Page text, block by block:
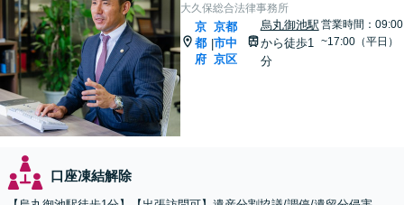
大久保総合法律事務所
京
都
府
|
京都
市中
京区
烏丸御池駅
から徒歩1
分
営業時間：09:00
~17:00（平日）
口座凍結解除